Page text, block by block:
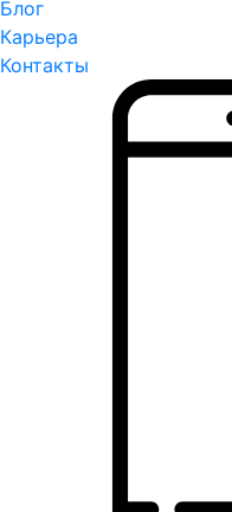
Блог
Карьера
Контакты